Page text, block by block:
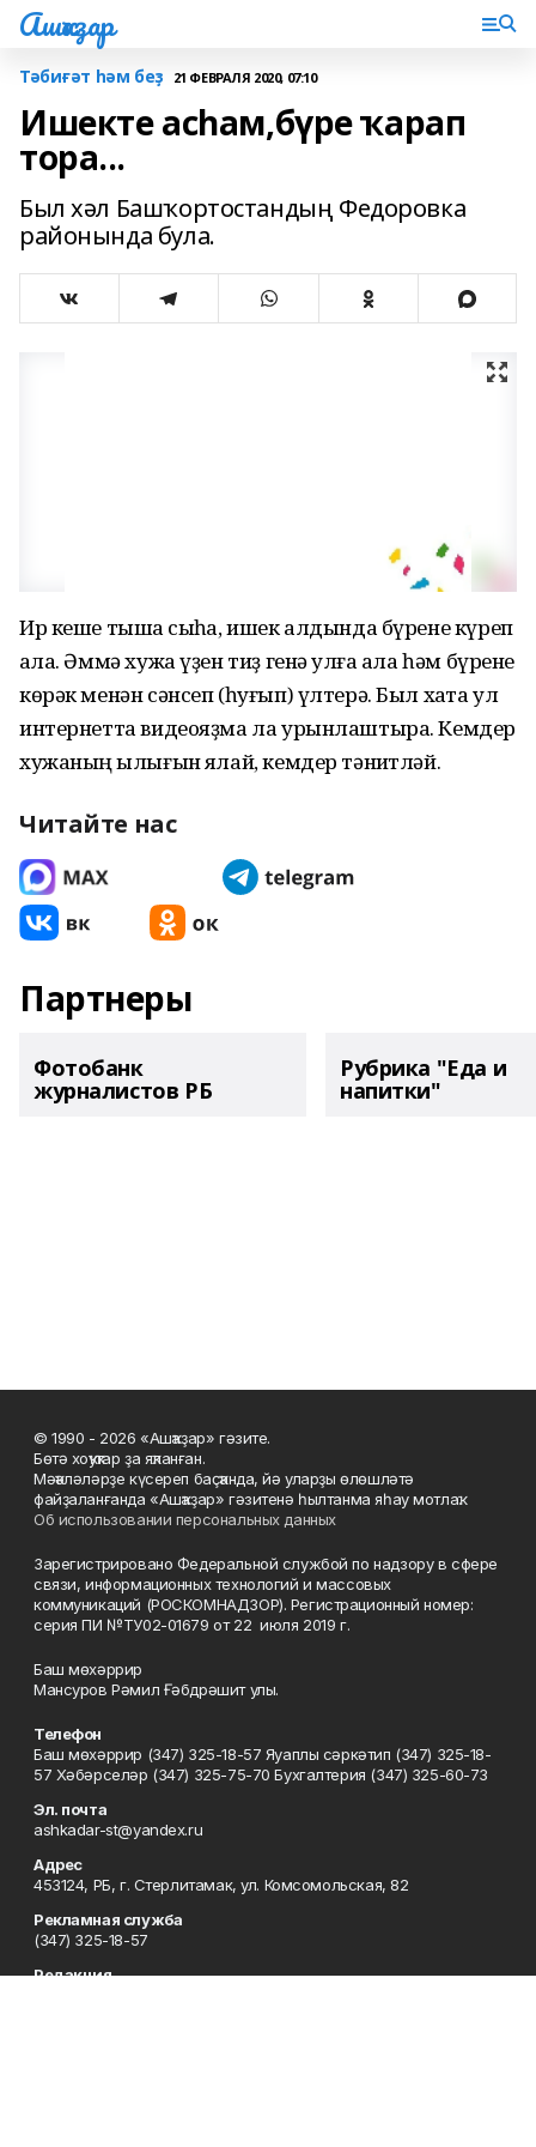
Ашҡаҙар
Тәбиғәт һәм беҙ 21 ФЕВРАЛЯ 2020, 07:10
Ишекте асһам,бүре ҡарап
тора...
Был хәл Башҡортостандың Федоровка
районында була.
Ир кеше тышҡа сыҡһа, ишек алдында бүрене күреп
ҡала. Әммә хужа үҙен тиҙ генә ҡулға ала һәм бүрене
көрәк менән сәнсеп (һуғып) үлтерә. Был хаҡта ул
интернетта видеояҙма ла урынлаштыра. Кемдер
хужаның ҡылығын яҡлай, кемдер тәнҡитләй.
Читайте нас
Партнеры
Фотобанк
журналистов РБ
Рубрика "Еда и
напитки"
© 1990 - 2026 «Ашҡаҙар» гәзите.
Бөтә хоҡуҡтар ҙа яҡланған.
Мәҡәләләрҙе күсереп баҫҡанда, йә уларҙы өлөшләтә
файҙаланғанда «Ашҡаҙар» гәзитенә һылтанма яһау мотлаҡ.
Об использовании персональных данных
Зарегистрировано Федеральной службой по надзору в сфере
связи, информационных технологий и массовых
коммуникаций (РОСКОМНАДЗОР). Регистрационный номер:
серия ПИ №ТУ02-01679 от 22 июля 2019 г.
Баш мөхәррир
Мансуров Рәмил Ғәбдрәшит улы.
Телефон
Баш мөхәррир (347) 325-18-57 Яуаплы сәркәтип (347) 325-18-
57 Хәбәрселәр (347) 325-75-70 Бухгалтерия (347) 325-60-73
Эл. почта
ashkadar-st@yandex.ru
Адрес
453124, РБ, г. Стерлитамак, ул. Комсомольская, 82
Рекламная служба
(347) 325-18-57
Редакция